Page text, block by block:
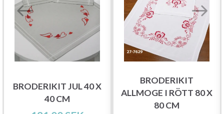
BRODERIKIT JUL 40 X
40 CM
BRODERIKIT
ALLMOGE I RÖTT 80 X
80 CM